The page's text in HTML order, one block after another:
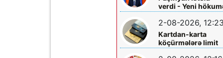
verdi - Yeni
formalaşdırılır
2-08-2026, 12:23
Kartdan-karta
köçürmələrə limit
qoyuldu